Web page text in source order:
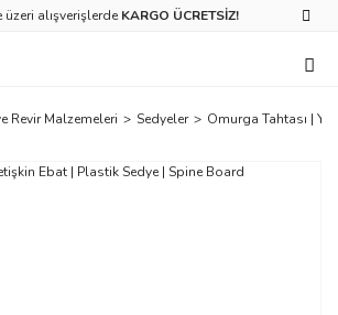
üzeri alışverişlerde KARGO ÜCRETSİZ!
Revir Malzemeleri Sedyeler Omurga Tahtası |